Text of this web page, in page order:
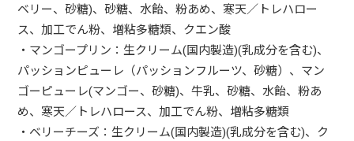
ベリー、砂糖)、砂糖、水飴、粉あめ、寒天／トレハロー
ス、加工でん粉、増粘多糖類、クエン酸
・マンゴープリン：生クリーム(国内製造)(乳成分を含む)、
パッションピューレ（パッションフルーツ、砂糖）、マン
ゴーピューレ(マンゴー、砂糖)、牛乳、砂糖、水飴、粉あ
め、寒天／トレハロース、加工でん粉、増粘多糖類
・ベリーチーズ：生クリーム(国内製造)(乳成分を含む)、ク